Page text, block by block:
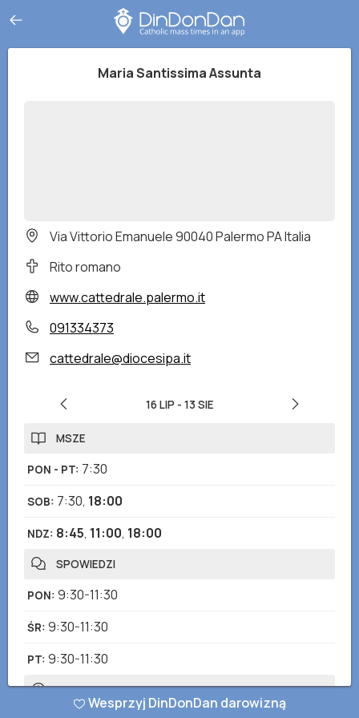
Maria Santissima Assunta
Via Vittorio Emanuele 90040 Palermo PA Italia
Rito romano
www.cattedrale.palermo.it
091334373
cattedrale@diocesipa.it
16 LIP - 13 SIE
MSZE
PON - PT: 7:30
SOB: 7:30, 18:00
NDZ: 8:45, 11:00, 18:00
SPOWIEDZI
PON: 9:30-11:30
ŚR: 9:30-11:30
PT: 9:30-11:30
GODZINY OTWARCIA
Wesprzyj DinDonDan darowizną